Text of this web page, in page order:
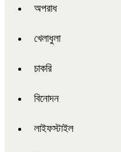
অপরাধ
খেলাধুলা
চাকরি
বিনোদন
লাইফস্টাইল